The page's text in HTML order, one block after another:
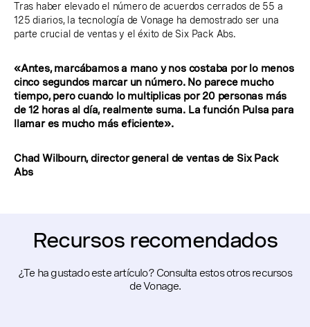
Tras haber elevado el número de acuerdos cerrados de 55 a
125 diarios, la tecnología de Vonage ha demostrado ser una
parte crucial de ventas y el éxito de Six Pack Abs.
«Antes, marcábamos a mano y nos costaba por lo menos
cinco segundos marcar un número. No parece mucho
tiempo, pero cuando lo multiplicas por 20 personas más
de 12 horas al día, realmente suma. La función Pulsa para
llamar es mucho más eficiente».
Chad Wilbourn, director general de ventas de Six Pack
Abs
Recursos recomendados
¿Te ha gustado este artículo? Consulta estos otros recursos
de Vonage.